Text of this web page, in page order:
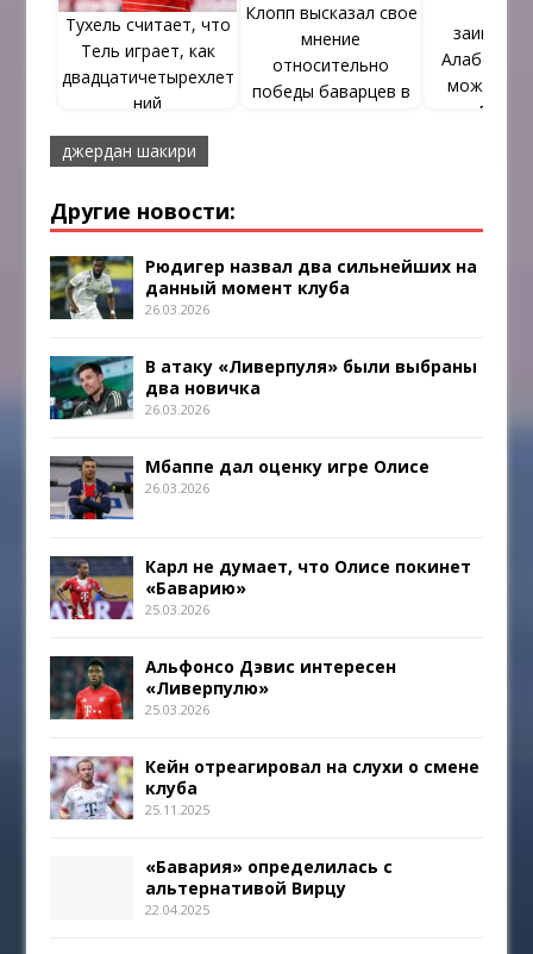
Тухель считает, что
Тель играет, как
двадцатичетырехлет
ний
Клопп высказал свое
мнение
относительно
победы баварцев в
Алабой.
может
джердан шакири
Другие новости:
Рюдигер назвал два сильнейших на
данный момент клуба
26.03.2026
В атаку «Ливерпуля» были выбраны
два новичка
26.03.2026
Мбаппе дал оценку игре Олисе
26.03.2026
Карл не думает, что Олисе покинет
«Баварию»
25.03.2026
Альфонсо Дэвис интересен
«Ливерпулю»
25.03.2026
Кейн отреагировал на слухи о смене
клуба
25.11.2025
«Бавария» определилась с
альтернативой Вирцу
22.04.2025